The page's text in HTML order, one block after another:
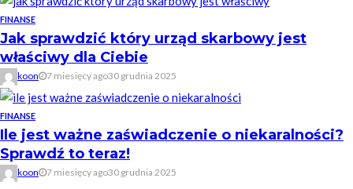
FINANSE
Jak sprawdzić który urząd skarbowy jest
właściwy dla Ciebie
koon 7 miesięcy ago30 grudnia 2025
FINANSE
Ile jest ważne zaświadczenie o niekaralności?
Sprawdź to teraz!
koon 7 miesięcy ago30 grudnia 2025